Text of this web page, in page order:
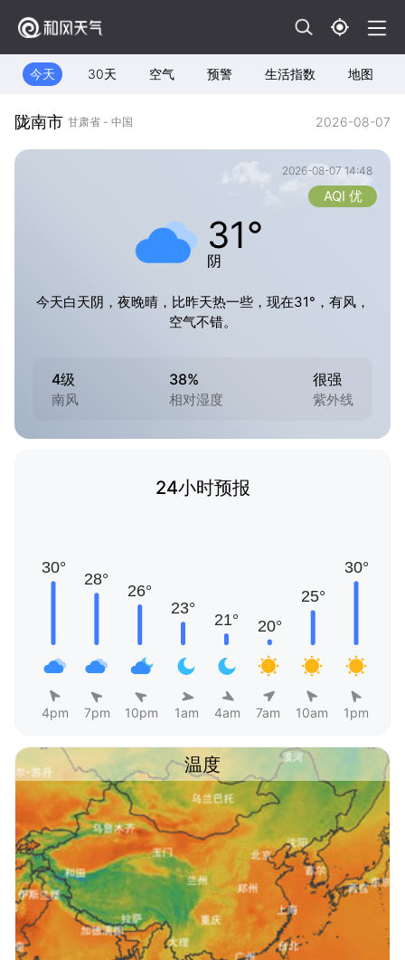
今天 30天 空气 预警 生活指数 地图
陇南市 甘肃省 - 中国 2026-08-07
2026-08-07 14:48
31°
阴
AQI 优
今天白天阴，夜晚晴，比昨天热一些，现在31°，有风，
空气不错。
4级
南风
38%
相对湿度
很强
紫外线
24小时预报
4pm 7pm 10pm 1am 4am 7am 10am 1pm
温度